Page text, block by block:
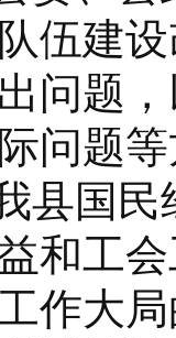
伍建
问题
问题
县国
和工
作大